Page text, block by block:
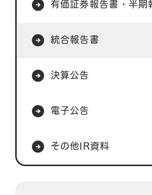
有価証券報告書・半期
統合報告書
決算公告
電子公告
その他IR資料